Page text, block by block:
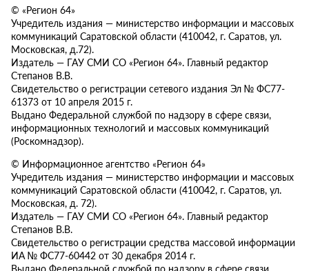
© «Регион 64»
Учредитель издания — министерство информации и массовых
коммуникаций Саратовской области (410042, г. Саратов, ул.
Московская, д.72).
Издатель — ГАУ СМИ СО «Регион 64». Главный редактор
Степанов В.В.
Свидетельство о регистрации сетевого издания Эл № ФС77-
61373 от 10 апреля 2015 г.
Выдано Федеральной службой по надзору в сфере связи,
информационных технологий и массовых коммуникаций
(Роскомнадзор).
© Информационное агентство «Регион 64»
Учредитель издания — министерство информации и массовых
коммуникаций Саратовской области (410042, г. Саратов, ул.
Московская, д. 72).
Издатель — ГАУ СМИ СО «Регион 64». Главный редактор
Степанов В.В.
Свидетельство о регистрации средства массовой информации
ИА № ФС77-60442 от 30 декабря 2014 г.